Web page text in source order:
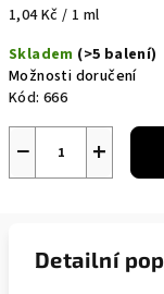
Měrná
1,04 Kč / 1 ml
Skladem (>5 balení)
Možnosti doručení
Kód: 666
+
−
Detailní